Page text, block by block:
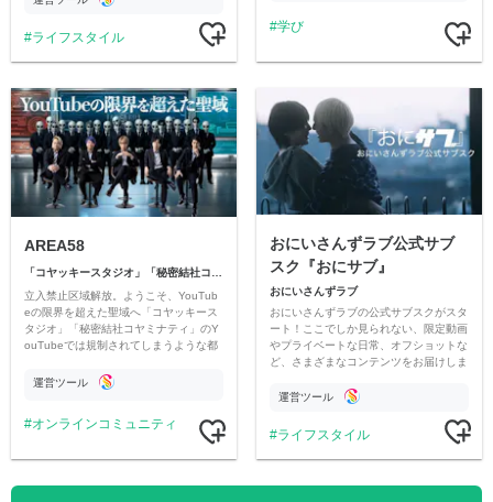
ライフスタイル
学び
AREA58
「コヤッキースタジオ」「秘密結社コヤミナティ」
立入禁止区域解放。ようこそ、YouTub
eの限界を超えた聖域へ「コヤッキース
タジオ」「秘密結社コヤミナティ」のY
ouTubeでは規制されてしまうような都
公開。
運営ツール
オンラインコミュニティ
おにいさんずラブ公式サブ
スク『おにサブ』
おにいさんずラブ
おにいさんずラブの公式サブスクがスタ
ート！ここでしか見られない、限定動画
やプライベートな日常、オフショットな
ど、さまざまなコンテンツをお届けしま
運営ツール
ライフスタイル